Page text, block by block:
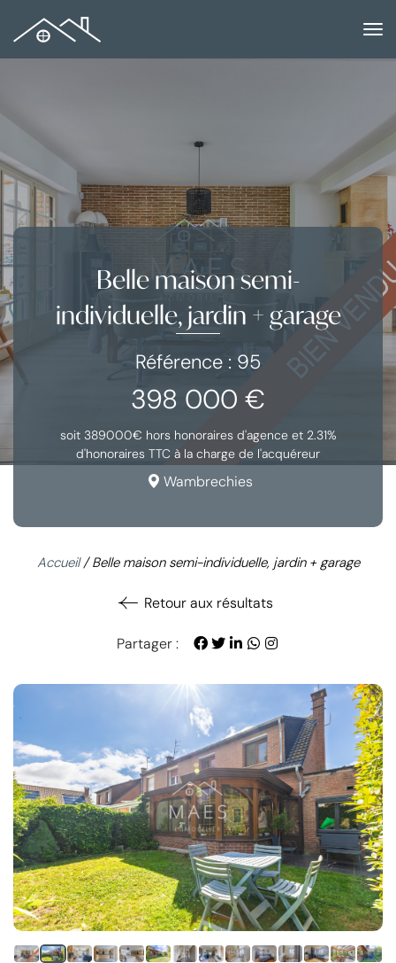
Belle maison semi-
individuelle, jardin + garage
Référence : 95
398 000 €
soit 389000€ hors honoraires d'agence et 2.31%
d'honoraires TTC à la charge de l'acquéreur
Wambrechies
Accueil/Belle maison semi-individuelle, jardin + garage
Retour aux résultats
Partager :